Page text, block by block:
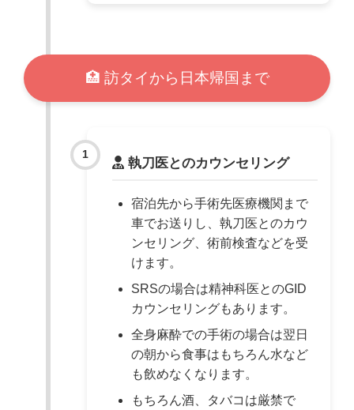
🏥 訪タイから日本帰国まで
執刀医とのカウンセリング
宿泊先から手術先医療機関まで
車でお送りし、執刀医とのカウ
ンセリング、術前検査などを受
けます。
SRSの場合は精神科医とのGID
カウンセリングもあります。
全身麻酔での手術の場合は翌日
の朝から食事はもちろん水など
も飲めなくなります。
もちろん酒、タバコは厳禁で